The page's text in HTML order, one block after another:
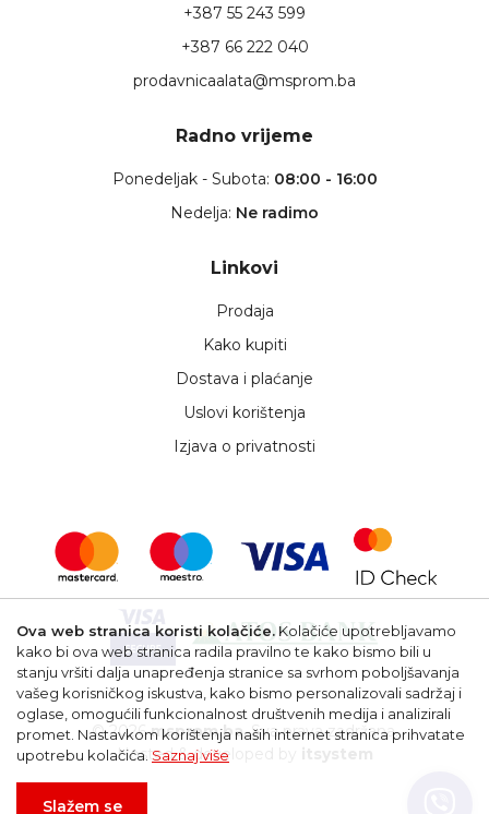
+387 55 243 599
+387 66 222 040
prodavnicaalata@msprom.ba
Radno vrijeme
Ponedeljak - Subota: 08:00 - 16:00
Nedelja: Ne radimo
Linkovi
Prodaja
Kako kupiti
Dostava i plaćanje
Uslovi korištenja
Izjava o privatnosti
© 2026msprom.ba. Sva prava zadržana.
Hosted & developed by
Ova web stranica koristi kolačiće. Kolačiće upotrebljavamo
kako bi ova web stranica radila pravilno te kako bismo bili u
stanju vršiti dalja unapređenja stranice sa svrhom poboljšavanja
vašeg korisničkog iskustva, kako bismo personalizovali sadržaj i
oglase, omogućili funkcionalnost društvenih medija i analizirali
promet. Nastavkom korištenja naših internet stranica prihvatate
upotrebu kolačića. Saznaj više
Slažem se